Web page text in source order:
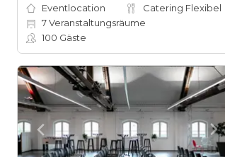
Eventlocation
Catering Flexibel
7Veranstaltungsräume
100 Gäste